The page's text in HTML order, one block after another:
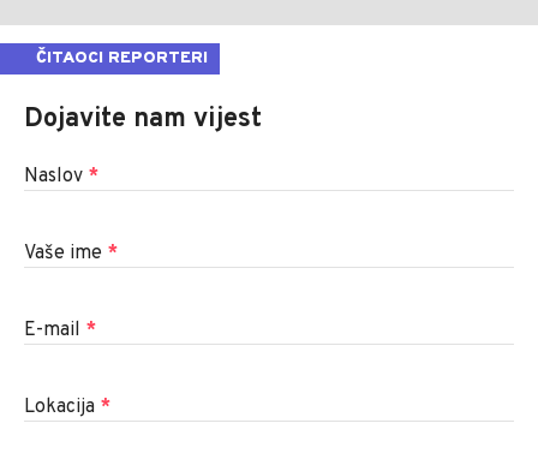
ČITAOCI REPORTERI
Dojavite nam vijest
Naslov *
Vaše ime *
E-mail *
Lokacija *